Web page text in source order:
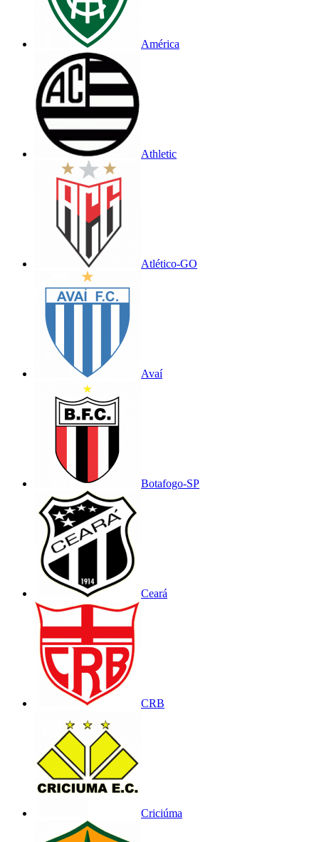
América
Athletic
Atlético-GO
Avaí
Botafogo-SP
Ceará
CRB
Criciúma